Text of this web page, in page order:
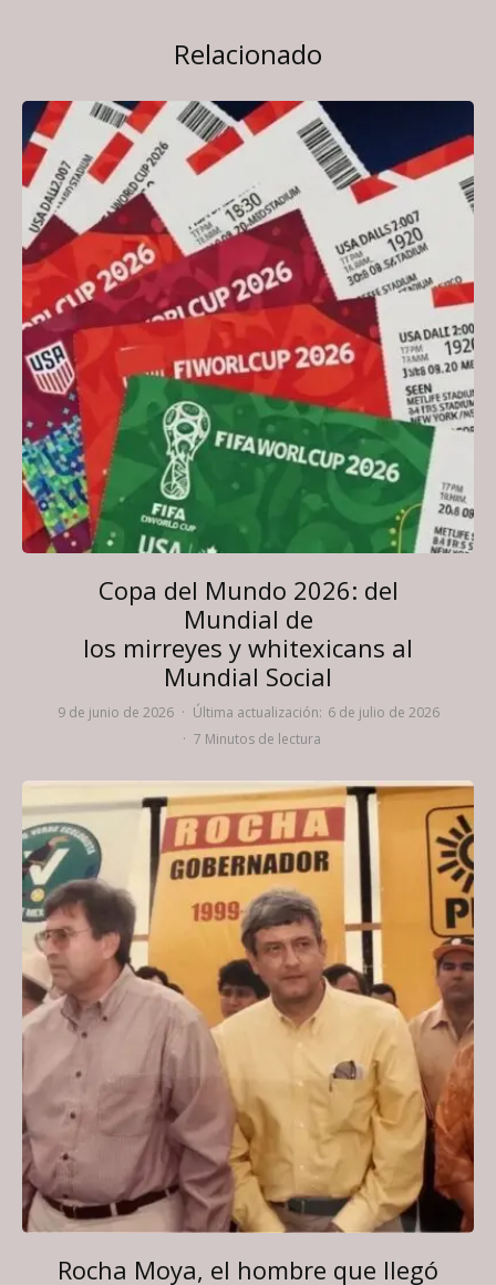
Relacionado
Copa del Mundo 2026: del
Mundial de
los mirreyes y whitexicans al
Mundial Social
9 de junio de 2026 · Última actualización: 6 de julio de 2026
· 7 Minutos de lectura
Rocha Moya, el hombre que llegó